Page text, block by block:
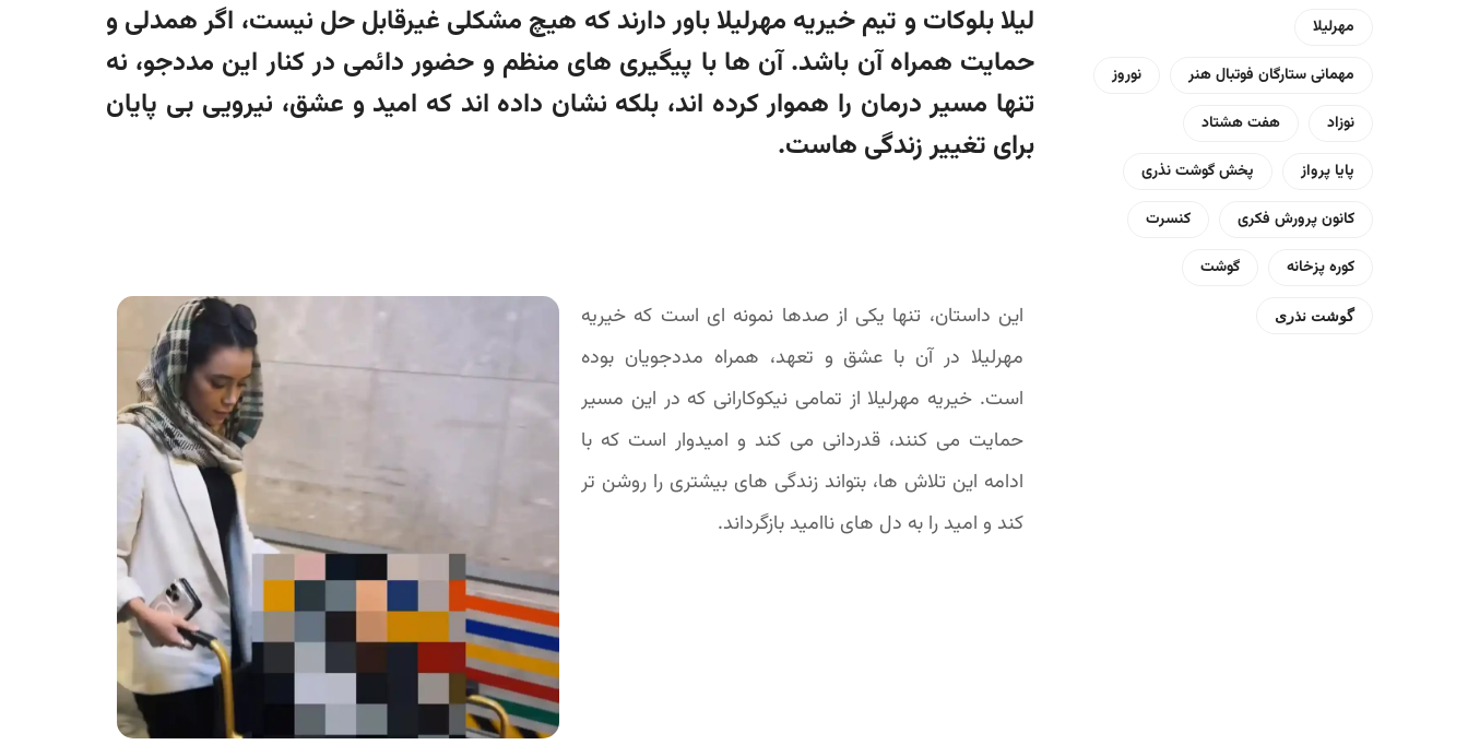
لیلا بلوکات و تیم خیریه مهرلیلا باور دارند که هیچ مشکلی غیرقابل حل نیست، اگر همدلی و
حمایت همراه آن باشد. آن ها با پیگیری های منظم و حضور دائمی در کنار این مددجو، نه
تنها مسیر درمان را هموار کرده اند، بلکه نشان داده اند که امید و عشق، نیرویی بی پایان
برای تغییر زندگی هاست.
این داستان، تنها یکی از صدها نمونه ای است که خیریه
مهرلیلا در آن با عشق و تعهد، همراه مددجویان بوده
است. خیریه مهرلیلا از تمامی نیکوکارانی که در این مسیر
حمایت می کنند، قدردانی می کند و امیدوار است که با
ادامه این تلاش ها، بتواند زندگی های بیشتری را روشن تر
کند و امید را به دل های ناامید بازگرداند.
مهرلیلا
مهمانی ستارگان فوتبال هنر
نوروز
نوزاد
هفت هشتاد
پایا پرواز
پخش گوشت نذری
کانون پرورش فکری
کنسرت
کوره پزخانه
گوشت
گوشت نذری